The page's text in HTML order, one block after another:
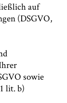
auf
(DSGVO,
sowie
lit. b)